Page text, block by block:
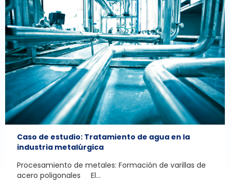
Caso de estudio: Tratamiento de agua en la
industria metalúrgica
Procesamiento de metales: Formación de varillas de
acero poligonales El...